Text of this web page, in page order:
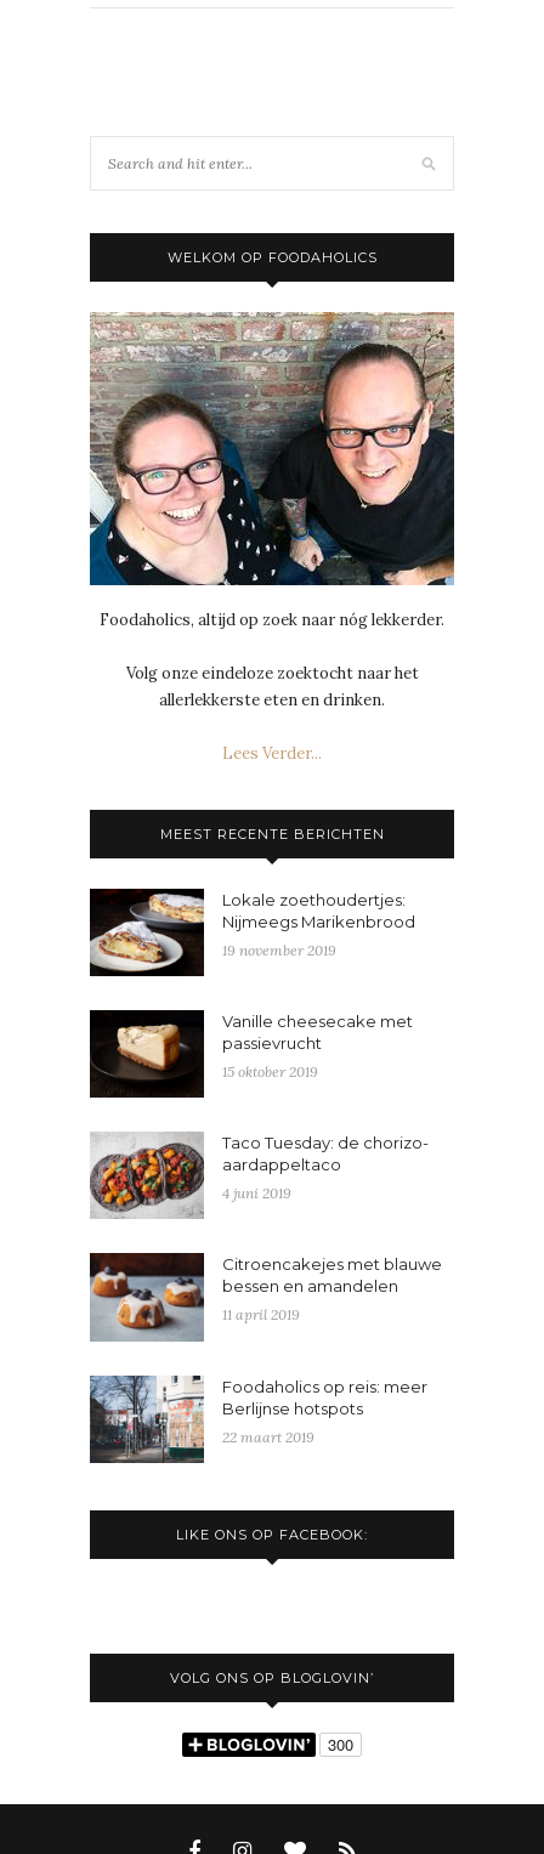
WELKOM OP FOODAHOLICS
Foodaholics, altijd op zoek naar nóg lekkerder.
Volg onze eindeloze zoektocht naar het
allerlekkerste eten en drinken.
Lees Verder...
MEEST RECENTE BERICHTEN
Lokale zoethoudertjes:
Nijmeegs Marikenbrood
19 november 2019
Vanille cheesecake met
passievrucht
15 oktober 2019
Taco Tuesday: de chorizo-
aardappeltaco
4 juni 2019
Citroencakejes met blauwe
bessen en amandelen
11 april 2019
Foodaholics op reis: meer
Berlijnse hotspots
22 maart 2019
LIKE ONS OP FACEBOOK:
VOLG ONS OP BLOGLOVIN’